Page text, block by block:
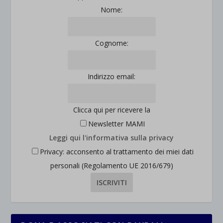
Nome:
Cognome:
Indirizzo email:
Clicca qui per ricevere la
Newsletter MAMI
Leggi qui l'informativa sulla privacy
Privacy: acconsento al trattamento dei miei dati
personali (Regolamento UE 2016/679)